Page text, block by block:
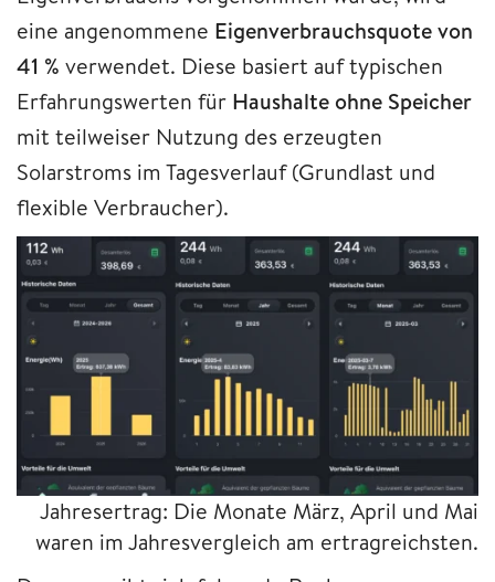
eine angenommene Eigenverbrauchsquote von
41 % verwendet. Diese basiert auf typischen
Erfahrungswerten für Haushalte ohne Speicher
mit teilweiser Nutzung des erzeugten
Solarstroms im Tagesverlauf (Grundlast und
flexible Verbraucher).
Jahresertrag: Die Monate März, April und Mai
waren im Jahresvergleich am ertragreichsten.